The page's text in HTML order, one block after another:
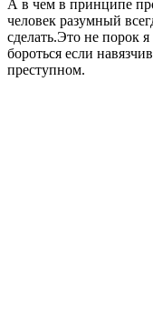
А в чем в принципе
человек разумный
сделать.Это не порок
бороться если
преступном.